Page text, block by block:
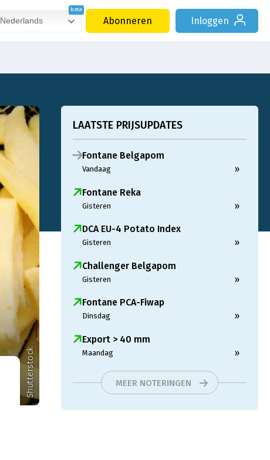
Nederlands Abonneren Inloggen
Shutterstock
LAATSTE PRIJSUPDATES
Fontane Belgapom
Vandaag »
Fontane Reka
Gisteren »
DCA EU-4 Potato Index
Gisteren »
Challenger Belgapom
Gisteren »
Fontane PCA-Fiwap
Dinsdag »
Export > 40 mm
Maandag »
MEER NOTERINGEN